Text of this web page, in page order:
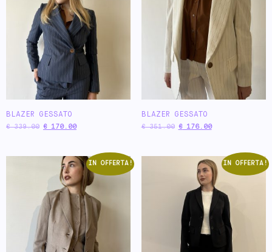
BLAZER GESSATO
€339.00 € 170.00
BLAZER GESSATO
€351.00 €176.00
IN OFFERTA! IN OFFERTA!